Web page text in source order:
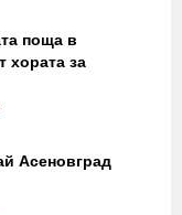
поща в
хората за
Асеновград